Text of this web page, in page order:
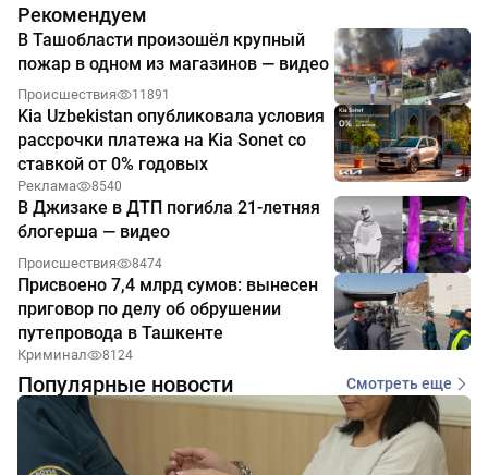
Рекомендуем
В Ташобласти произошёл крупный
пожар в одном из магазинов — видео
Происшествия 11891
Kia Uzbekistan опубликовала условия
рассрочки платежа на Kia Sonet со
ставкой от 0% годовых
Реклама 8540
В Джизаке в ДТП погибла 21-летняя
блогерша — видео
Происшествия 8474
Присвоено 7,4 млрд сумов: вынесен
приговор по делу об обрушении
путепровода в Ташкенте
Криминал 8124
Популярные новости Смотреть еще